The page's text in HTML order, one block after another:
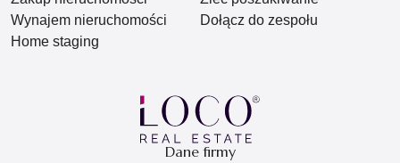
Wynajem nieruchomości
Home staging
Dołącz do zespołu
Dane firmy